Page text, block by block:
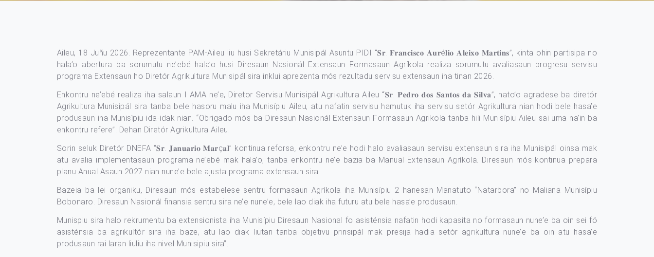
Aileu, 18 Juñu 2026. Reprezentante PAM-Aileu liu husi Sekretáriu Munisipál Asuntu PIDI “𝐒𝐫. 𝐅𝐫𝐚𝐧𝐜𝐢𝐬𝐜𝐨 𝐀𝐮𝐫é𝐥𝐢𝐨 𝐀𝐥𝐞𝐢𝐱𝐨 𝐌𝐚𝐫𝐭𝐢𝐧𝐬”, kinta ohin partisipa no
hala’o abertura ba sorumutu ne’ebé hala’o husi Diresaun Nasionál Extensaun Formasaun Agríkola realiza sorumutu avaliasaun progresu servisu
programa Extensaun ho Diretór Agrikultura Munisipál sira inklui aprezenta mós rezultadu servisu extensaun iha tinan 2026.
Enkontru ne’ebé realiza iha salaun I AMA ne’e, Diretor Servisu Munisipál Agrikultura Aileu “𝐒𝐫. 𝐏𝐞𝐝𝐫𝐨 𝐝𝐨𝐬 𝐒𝐚𝐧𝐭𝐨𝐬 𝐝𝐚 𝐒𝐢𝐥𝐯𝐚”, hato’o agradese ba diretór
Agrikultura Munisipál sira tanba bele hasoru malu iha Munisípiu Aileu, atu nafatin servisu hamutuk iha servisu setór Agrikultura nian hodi bele hasa’e
produsaun iha Munisìpiu ida-idak nian. “Obrigado mós ba Diresaun Nasionál Extensaun Formasaun Agrikola tanba hili Munisípiu Aileu sai uma na’in ba
enkontru refere”. Dehan Diretór Agrikultura Aileu.
Sorin seluk Diretór DNEFA “𝐒𝐫. 𝐉𝐚𝐧𝐮𝐚𝐫𝐢𝐨 𝐌𝐚𝐫ç𝐚𝐥” kontinua reforsa, enkontru ne’e hodi halo avaliasaun servisu extensaun sira iha Munisipál oinsa mak
atu avalia implementasaun programa ne’ebé mak hala’o, tanba enkontru ne’e bazia ba Manual Extensaun Agríkola. Diresaun mós kontinua prepara
planu Anual Asaun 2027 nian nune’e bele ajusta programa extensaun sira.
Bazeia ba lei organiku, Diresaun mós estabelese sentru formasaun Agríkola iha Munisípiu 2 hanesan Manatuto “Natarbora” no Maliana Munisípiu
Bobonaro. Diresaun Nasionál finansia sentru sira ne’e nune’e, bele lao diak iha futuru atu bele hasa’e produsaun.
Munispiu sira halo rekrumentu ba extensionista iha Munisípiu Diresaun Nasional fo asisténsia nafatin hodi kapasita no formasaun nune’e ba oin sei fó
asisténsia ba agrikultór sira iha baze, atu lao diak liutan tanba objetivu prinsipál mak presija hadia setór agrikultura nune’e ba oin atu hasa’e
produsaun rai laran liuliu iha nivel Munisipiu sira”.